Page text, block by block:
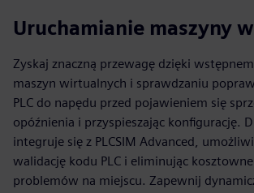
Uruchamianie maszyny
Zyskaj znaczną przewagę dzięki
maszyn wirtualnych i sprawdzaniu
PLC do napędu przed pojawieniem się
opóźnienia i przyspieszając konfigurację.
integruje się z PLCSIM Advanced,
walidację kodu PLC i eliminując
problemów na miejscu. Zapewnij